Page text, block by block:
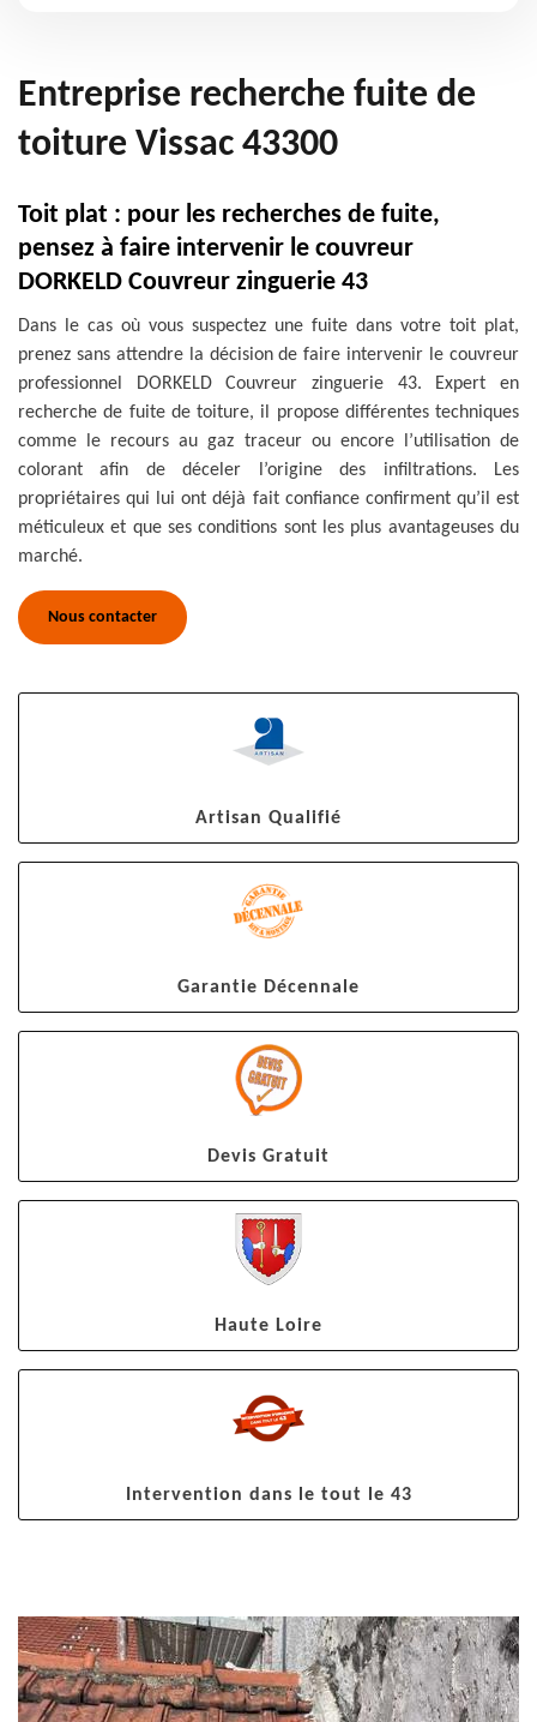
Entreprise recherche fuite de
toiture Vissac 43300
Toit plat : pour les recherches de fuite,
pensez à faire intervenir le couvreur
DORKELD Couvreur zinguerie 43
Dans le cas où vous suspectez une fuite dans votre toit plat,
prenez sans attendre la décision de faire intervenir le couvreur
professionnel DORKELD Couvreur zinguerie 43. Expert en
recherche de fuite de toiture, il propose différentes techniques
comme le recours au gaz traceur ou encore l’utilisation de
colorant afin de déceler l’origine des infiltrations. Les
propriétaires qui lui ont déjà fait confiance confirment qu’il est
méticuleux et que ses conditions sont les plus avantageuses du
marché.
Nous contacter
Artisan Qualifié
Garantie Décennale
Devis Gratuit
Haute Loire
Intervention dans le tout le 43